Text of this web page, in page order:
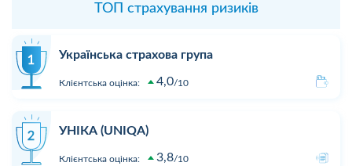
ТОП страхування ризиків
Українська страхова група
Клієнтська оцінка: 4,0 10
УНІКА (UNIQA)
Клієнтська оцінка: 3,8 10